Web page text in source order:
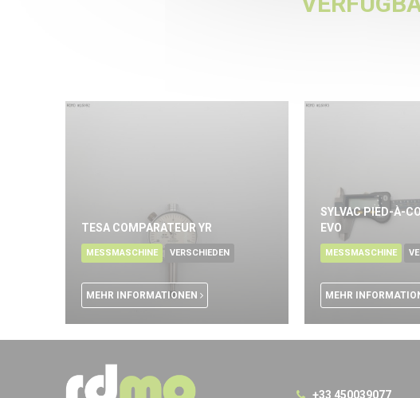
TESA COMPARATEUR YR
MESSMASCHINE VERSCHIEDEN
MEHR INFORMATIONEN
SYLVAC PIED-À-
EVO
MESSMASCHINE
MEHR
+33 450039077